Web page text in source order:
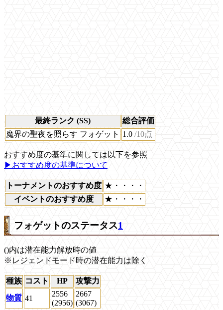
最終ランク (SS)
総合評価
魔界の聖夜を照らす フォゲット
1.0 /10点
おすすめ度の基準に関しては以下を参照
▶おすすめ度の基準について
トーナメントのおすすめ度 ★・・・・
イベントのおすすめ度
★・・・・
フォゲットのステータス1
()内は潜在能力解放時の値
※レジェンドモード時の潜在能力は除く
種族 コスト HP
攻撃力
物質 41
2556
(2956)
2667
(3067)